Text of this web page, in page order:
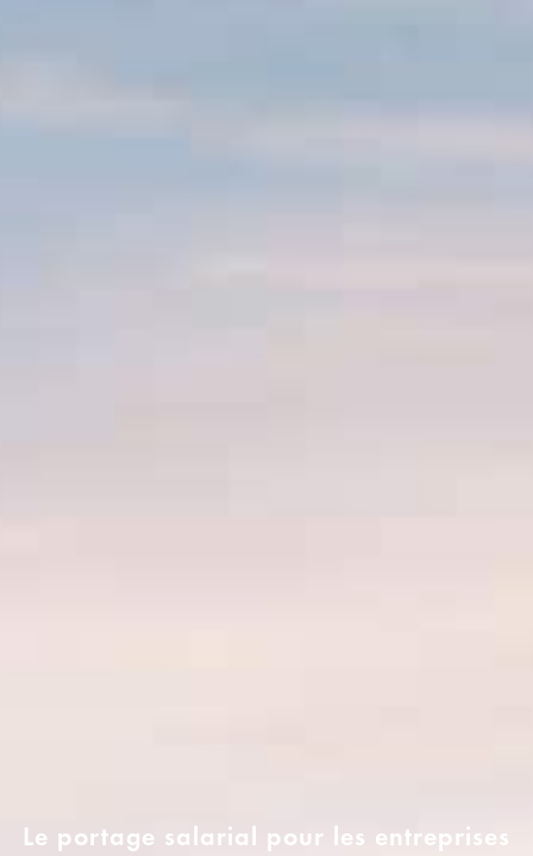
Le portage salarial pour les entreprises